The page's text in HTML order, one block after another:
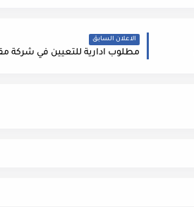
الاعلان السابق
مطلوب ادارية للتعيين في شركة